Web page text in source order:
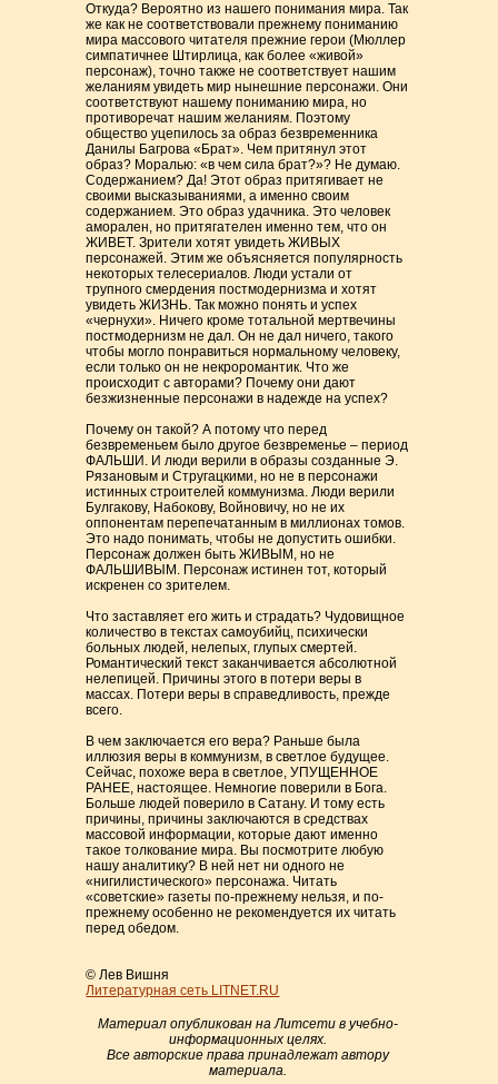
Откуда? Вероятно из нашего понимания мира. Так
же как не соответствовали прежнему пониманию
мира массового читателя прежние герои (Мюллер
симпатичнее Штирлица, как более «живой»
персонаж), точно также не соответствует нашим
желаниям увидеть мир нынешние персонажи. Они
соответствуют нашему пониманию мира, но
противоречат нашим желаниям. Поэтому
общество уцепилось за образ безвременника
Данилы Багрова «Брат». Чем притянул этот
образ? Моралью: «в чем сила брат?»? Не думаю.
Содержанием? Да! Этот образ притягивает не
своими высказываниями, а именно своим
содержанием. Это образ удачника. Это человек
аморален, но притягателен именно тем, что он
ЖИВЕТ. Зрители хотят увидеть ЖИВЫХ
персонажей. Этим же объясняется популярность
некоторых телесериалов. Люди устали от
трупного смердения постмодернизма и хотят
увидеть ЖИЗНЬ. Так можно понять и успех
«чернухи». Ничего кроме тотальной мертвечины
постмодернизм не дал. Он не дал ничего, такого
чтобы могло понравиться нормальному человеку,
если только он не некроромантик. Что же
происходит с авторами? Почему они дают
безжизненные персонажи в надежде на успех?
Почему он такой? А потому что перед
безвременьем было другое безвременье – период
ФАЛЬШИ. И люди верили в образы созданные Э.
Рязановым и Стругацкими, но не в персонажи
истинных строителей коммунизма. Люди верили
Булгакову, Набокову, Войновичу, но не их
оппонентам перепечатанным в миллионах томов.
Это надо понимать, чтобы не допустить ошибки.
Персонаж должен быть ЖИВЫМ, но не
ФАЛЬШИВЫМ. Персонаж истинен тот, который
искренен со зрителем.
Что заставляет его жить и страдать? Чудовищное
количество в текстах самоубийц, психически
больных людей, нелепых, глупых смертей.
Романтический текст заканчивается абсолютной
нелепицей. Причины этого в потери веры в
массах. Потери веры в справедливость, прежде
всего.
В чем заключается его вера? Раньше была
иллюзия веры в коммунизм, в светлое будущее.
Сейчас, похоже вера в светлое, УПУЩЕННОЕ
РАНЕЕ, настоящее. Немногие поверили в Бога.
Больше людей поверило в Сатану. И тому есть
причины, причины заключаются в средствах
массовой информации, которые дают именно
такое толкование мира. Вы посмотрите любую
нашу аналитику? В ней нет ни одного не
«нигилистического» персонажа. Читать
«советские» газеты по-прежнему нельзя, и по-
прежнему особенно не рекомендуется их читать
перед обедом.
© Лев Вишня
Литературная сеть LITNET.RU
Материал опубликован на Литсети в учебно-
информационных целях.
Все авторские права принадлежат автору
материала.